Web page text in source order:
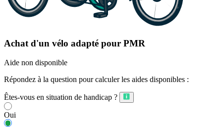
Achat d'un vélo adapté pour PMR
Aide non disponible
Répondez à la question pour calculer les aides disponibles :
Êtes-vous en situation de handicap ?
Oui